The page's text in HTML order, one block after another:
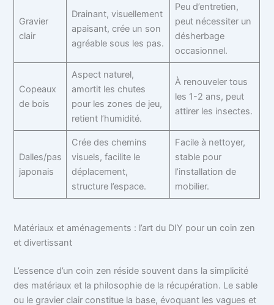
Gravier
clair
Drainant, visuellement
apaisant, crée un son
agréable sous les pas.
Peu d’entretien,
peut nécessiter un
désherbage
occasionnel.
Copeaux
de bois
Aspect naturel,
amortit les chutes
pour les zones de jeu,
retient l’humidité.
À renouveler tous
les 1-2 ans, peut
attirer les insectes.
Dalles/pas
japonais
Crée des chemins
visuels, facilite le
déplacement,
structure l’espace.
Facile à nettoyer,
stable pour
l’installation de
mobilier.
Matériaux et aménagements : l’art du DIY pour un coin zen
et divertissant
L’essence d’un coin zen réside souvent dans la simplicité
des matériaux et la philosophie de la récupération. Le sable
ou le gravier clair constitue la base, évoquant les vagues et